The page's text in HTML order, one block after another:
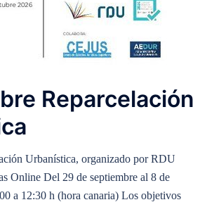
Reparcelación
Urbanística, organizado por RDU
Online Del 29 de septiembre al 8 de
a 12:30 h (hora canaria) Los objetivos